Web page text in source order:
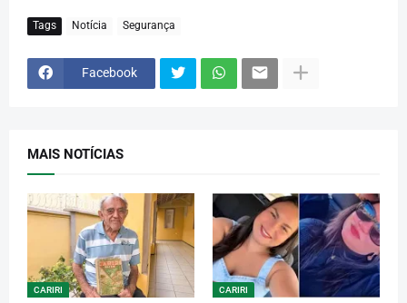
Tags Notícia Segurança
Facebook
MAIS NOTÍCIAS
CARIRI CARIRI